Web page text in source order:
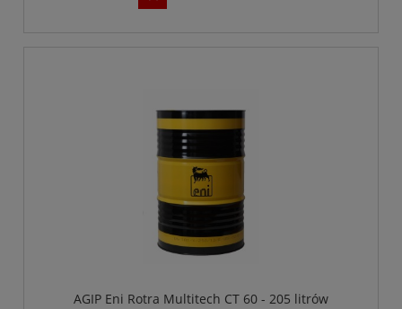
AGIP Eni Rotra Multitech CT 60 - 205 litrów